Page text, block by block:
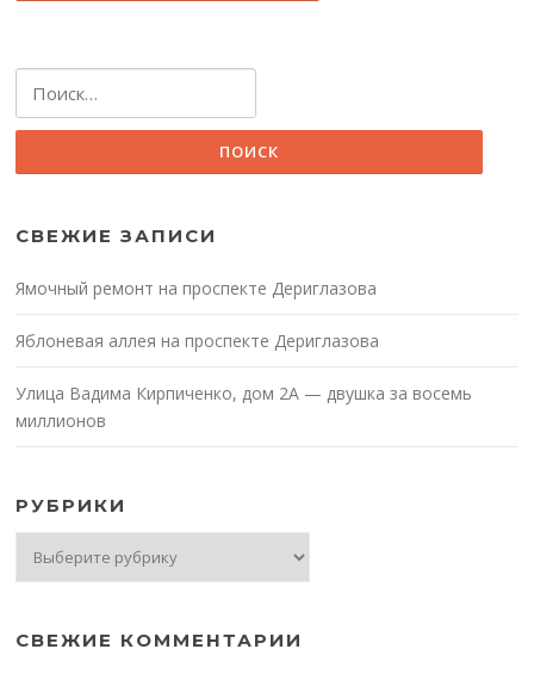
СВЕЖИЕ ЗАПИСИ
Ямочный ремонт на проспекте Дериглазова
Яблоневая аллея на проспекте Дериглазова
Улица Вадима Кирпиченко, дом 2А — двушка за восемь
миллионов
РУБРИКИ
СВЕЖИЕ КОММЕНТАРИИ